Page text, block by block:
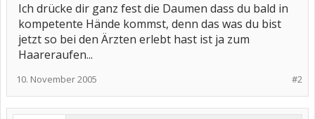
Ich drücke dir ganz fest die Daumen dass du bald in
kompetente Hände kommst, denn das was du bist
jetzt so bei den Ärzten erlebt hast ist ja zum
Haareraufen...
#2
10. November 2005